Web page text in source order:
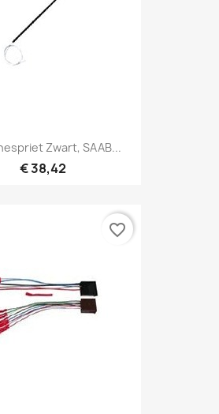
Zwart, SAAB...
€ 38,42
favorite_border